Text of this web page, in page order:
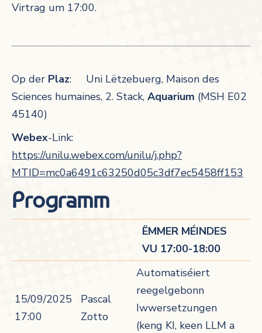
Virtrag um 17:00.
Op der Plaz: Uni Lëtzebuerg, Maison des
Sciences humaines, 2. Stack, Aquarium (MSH E02
45140)
Webex-Link:
https://unilu.webex.com/unilu/j.php?
MTID=mc0a6491c63250d05c3df7ec5458ff153
Programm
ËMMER MÉINDES
VU 17:00-18:00
15/09/2025
17:00
Pascal
Zotto
Automatiséiert
reegelgebonn
Iwwersetzungen
(keng KI, keen LLM a